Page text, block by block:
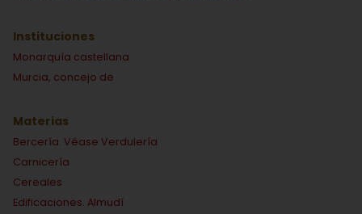
Instituciones
Monarquía castellana
Murcia, concejo de
Materias
Bercería. Véase Verdulería
Carnicería
Cereales
Edificaciones. Almudí